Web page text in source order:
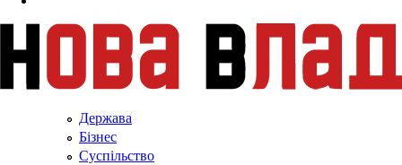
Держава
Бізнес
Суспільство